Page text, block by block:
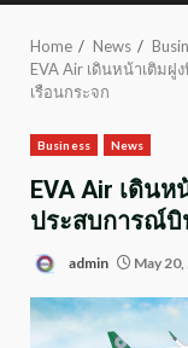
Home News
EVA Air เดินหน้าเติม
เรือนกระจก
Business News
EVA Air เดิน
ประสบการณ์บิ
admin May